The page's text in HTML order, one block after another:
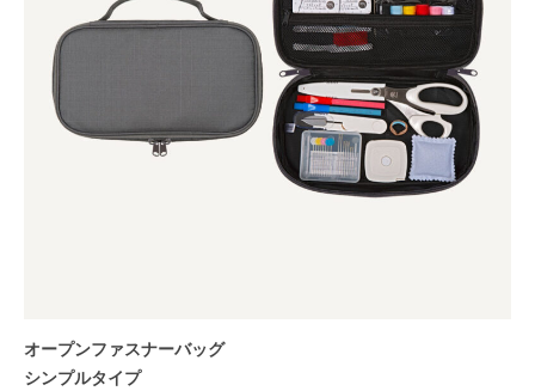
オープンファスナーバッグ
シンプルタイプ